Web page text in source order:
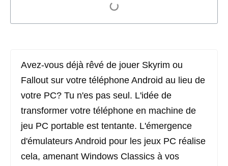
Avez-vous déjà rêvé de jouer Skyrim ou
Fallout sur votre téléphone Android au lieu de
votre PC? Tu n'es pas seul. L'idée de
transformer votre téléphone en machine de
jeu PC portable est tentante. L'émergence
d'émulateurs Android pour les jeux PC réalise
cela, amenant Windows Classics à vos